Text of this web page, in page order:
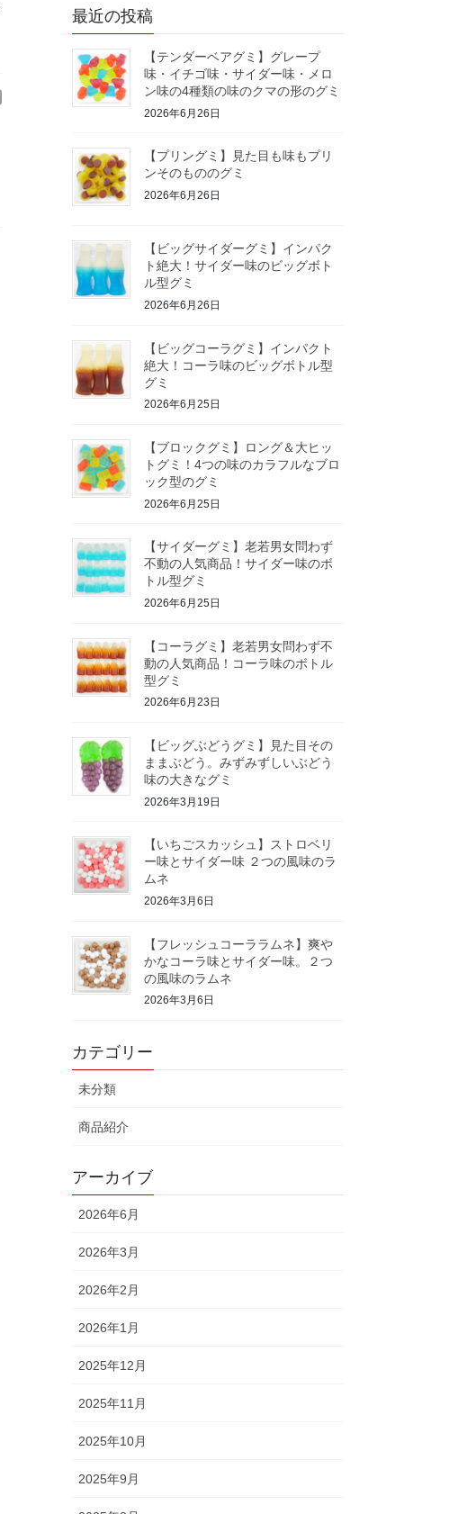
最近の投稿
【テンダーベアグミ】グレープ
味・イチゴ味・サイダー味・メロ
ン味の4種類の味のクマの形のグミ
2026年6月26日
【プリングミ】見た目も味もプリ
ンそのもののグミ
2026年6月26日
【ビッグサイダーグミ】インパク
ト絶大！サイダー味のビッグボト
ル型グミ
2026年6月26日
【ビッグコーラグミ】インパクト
絶大！コーラ味のビッグボトル型
グミ
2026年6月25日
【ブロックグミ】ロング＆大ヒッ
トグミ！4つの味のカラフルなブロ
ック型のグミ
2026年6月25日
【サイダーグミ】老若男女問わず
不動の人気商品！サイダー味のボ
トル型グミ
2026年6月25日
【コーラグミ】老若男女問わず不
動の人気商品！コーラ味のボトル
型グミ
2026年6月23日
【ビッグぶどうグミ】見た目その
ままぶどう。みずみずしいぶどう
味の大きなグミ
2026年3月19日
【いちごスカッシュ】ストロベリ
ー味とサイダー味 ２つの風味のラ
ムネ
2026年3月6日
【フレッシュコーララムネ】爽や
かなコーラ味とサイダー味。２つ
の風味のラムネ
2026年3月6日
カテゴリー
未分類
商品紹介
アーカイブ
2026年6月
2026年3月
2026年2月
2026年1月
2025年12月
2025年11月
2025年10月
2025年9月